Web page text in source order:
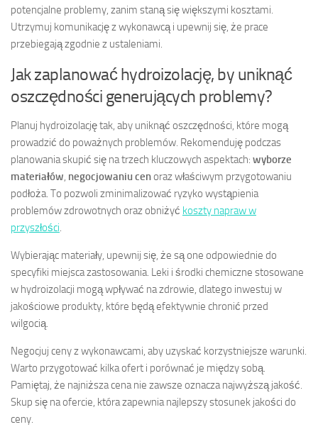
potencjalne problemy, zanim staną się większymi kosztami.
Utrzymuj komunikację z wykonawcą i upewnij się, że prace
przebiegają zgodnie z ustaleniami.
Jak zaplanować hydroizolację, by uniknąć
oszczędności generujących problemy?
Planuj hydroizolację tak, aby uniknąć oszczędności, które mogą
prowadzić do poważnych problemów. Rekomenduję podczas
planowania skupić się na trzech kluczowych aspektach: wyborze
materiałów, negocjowaniu cenoraz właściwym przygotowaniu
podłoża. To pozwoli zminimalizować ryzyko wystąpienia
problemów zdrowotnych oraz obniżyć koszty napraw w
przyszłości.
Wybierając materiały, upewnij się, że są one odpowiednie do
specyfiki miejsca zastosowania. Leki i środki chemiczne stosowane
w hydroizolacji mogą wpływać na zdrowie, dlatego inwestuj w
jakościowe produkty, które będą efektywnie chronić przed
wilgocią.
Negocjuj ceny z wykonawcami, aby uzyskać korzystniejsze warunki.
Warto przygotować kilka ofert i porównać je między sobą.
Pamiętaj, że najniższa cena nie zawsze oznacza najwyższą jakość.
Skup się na ofercie, która zapewnia najlepszy stosunek jakości do
ceny.